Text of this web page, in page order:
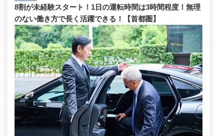
8割が未経験スタート！1日の運転時間は3時間程度！無理
のない働き方で長く活躍できる！【首都圏】